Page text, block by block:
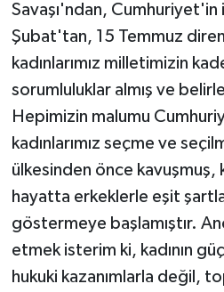
Savaşı'ndan, Cumhuriyet'in
Şubat'tan, 15 Temmuz
kadınlarımız milletimizin
sorumluluklar almış ve
Hepimizin malumu
kadınlarımız seçme ve
ülkesinden önce kavuşmuş,
hayatta erkeklerle eşit
göstermeye başlamıştır.
etmek isterim ki, kadının
hukuki kazanımlarla değil,